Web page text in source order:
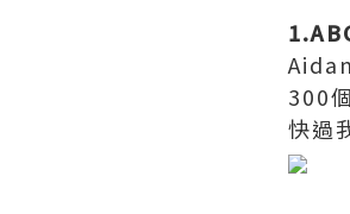
300
快過